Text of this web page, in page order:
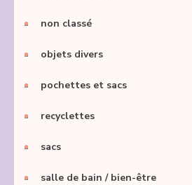
non classé
objets divers
pochettes et sacs
recyclettes
sacs
salle de bain / bien-être